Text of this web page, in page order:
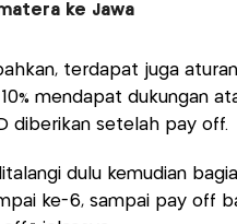
ke Jawa
terdapat juga
mendapat dukungan
diberikan setelah pay off.
dulu kemudian
ke-6, sampai pay off